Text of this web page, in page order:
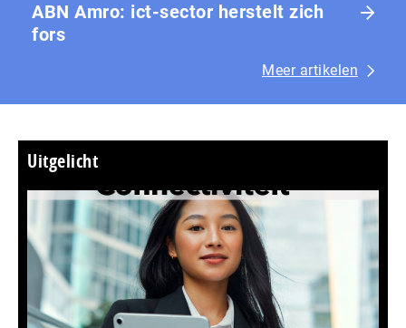
ABN Amro: ict-sector herstelt zich
fors
Meer artikelen
Uitgelicht